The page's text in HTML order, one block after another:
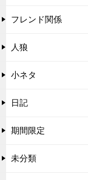
フレンド関係
人狼
小ネタ
日記
期間限定
未分類